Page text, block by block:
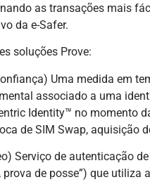
as transações mais
da e-Safer.
soluções Prove:
Uma medida em
associado a uma
Identity™ no momento
de SIM Swap, aquisição
Serviço de autenticação
de posse”) que utiliza